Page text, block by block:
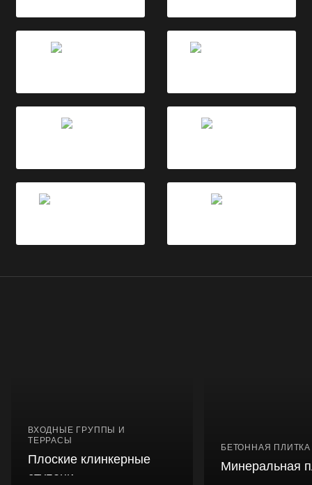
ВХОДНЫЕ ГРУППЫ И
ТЕРРАСЫ
Плоские клинкерные
ступени
БЕТОННАЯ ПЛИТКА
Минеральная